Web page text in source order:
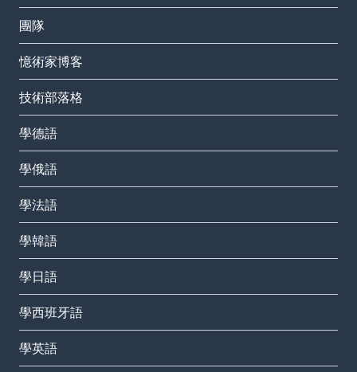
團隊
憶術家博客
技術部落格
學德語
學俄語
學法語
學韓語
學日語
學西班牙語
學英語